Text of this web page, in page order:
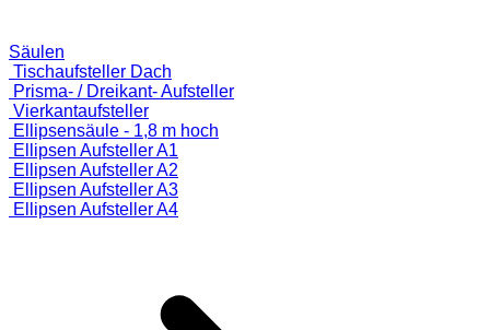
Säulen
Tischaufsteller Dach
Prisma- / Dreikant- Aufsteller
Vierkantaufsteller
Ellipsensäule - 1,8 m hoch
Ellipsen Aufsteller A1
Ellipsen Aufsteller A2
Ellipsen Aufsteller A3
Ellipsen Aufsteller A4